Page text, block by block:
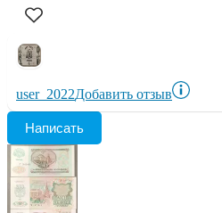
user_2022Добавить отзыв
Написать